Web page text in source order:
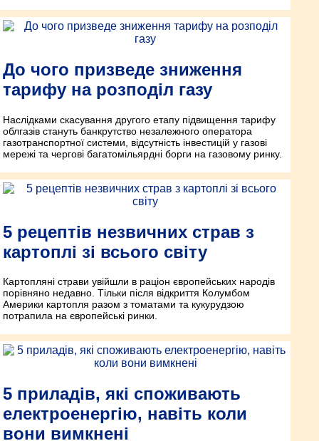
До чого призведе зниження
тарифу на розподіл газу
Наслідками скасування другого етапу підвищення тарифу
облгазів стануть банкрутство незалежного оператора
газотранспортної системи, відсутність інвестицій у газові
мережі та чергові багатомільярдні борги на газовому ринку.
5 рецептів незвичних страв з
картоплі зі всього світу
Картопляні страви увійшли в раціон європейських народів
порівняно недавно. Тільки після відкриття Колумбом
Америки картопля разом з томатами та кукурудзою
потрапила на європейські ринки.
5 приладів, які споживають
електроенергію, навіть коли
вони вимкнені